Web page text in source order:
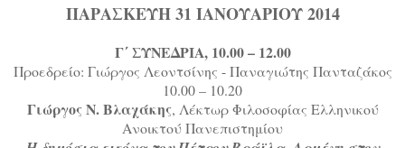
ΠΑΡΑΣΚΕΥΗ 31 ΙΑΝΟΥΑΡΙΟΥ 2014
Γ΄ ΣΥΝΕΔΡΙΑ, 10.00 – 12.00
Προεδρείο: Γιώργος Λεοντσίνης - Παναγιώτης Πανταζάκος
10.00 – 10.20
Γιώργος Ν. Βλαχάκης, Λέκτωρ Φιλοσοφίας Ελληνικού
Ανοικτού Πανεπιστημίου